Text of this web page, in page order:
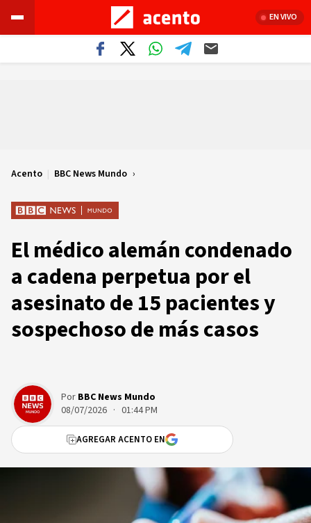
EN VIVO
Acento | BBC News Mundo
El médico alemán condenado
a cadena perpetua por el
asesinato de 15 pacientes y
sospechoso de más casos
Por BBC News Mundo
08/07/2026 · 01:44 PM
AGREGAR ACENTO EN